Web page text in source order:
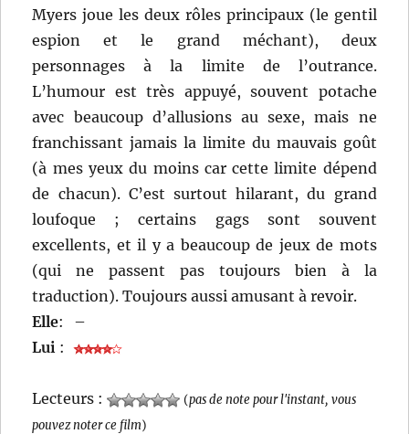
Myers joue les deux rôles principaux (le gentil
espion et le grand méchant), deux
personnages à la limite de l’outrance.
L’humour est très appuyé, souvent potache
avec beaucoup d’allusions au sexe, mais ne
franchissant jamais la limite du mauvais goût
(à mes yeux du moins car cette limite dépend
de chacun). C’est surtout hilarant, du grand
loufoque ; certains gags sont souvent
excellents, et il y a beaucoup de jeux de mots
(qui ne passent pas toujours bien à la
traduction). Toujours aussi amusant à revoir.
Elle:
–
Lui :
Lecteurs : (pas de note pour l'instant, vous
pouvez noter ce film)